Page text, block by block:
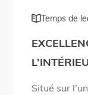
Temps de
PAR
Situé sur